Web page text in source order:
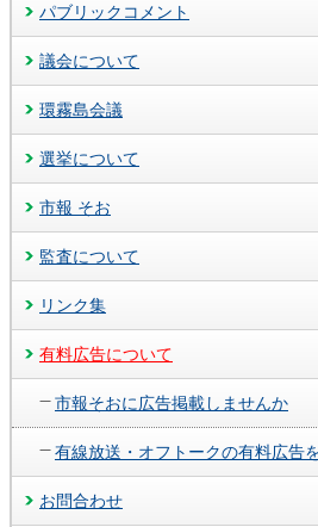
パブリックコメント
議会について
環霧島会議
選挙について
市報 そお
監査について
リンク集
有料広告について
市報そおに広告掲載しませんか
有線放送・オフトークの有料広告
お問合わせ